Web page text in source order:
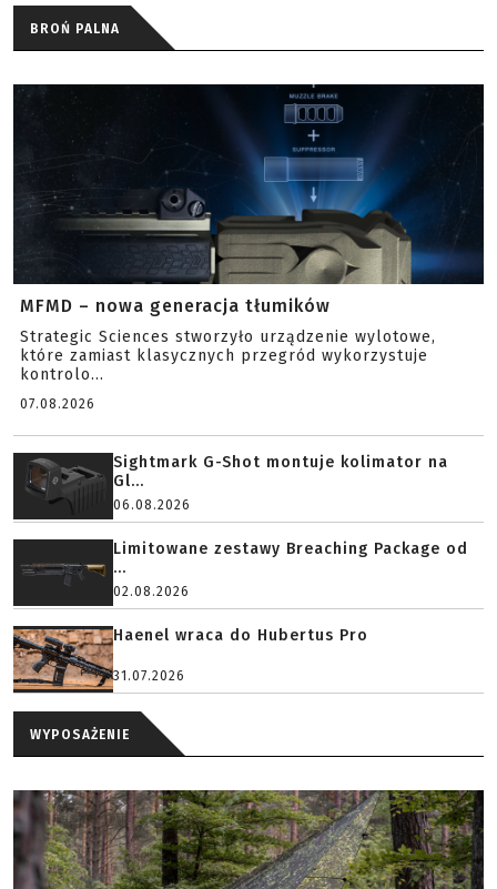
BROŃ PALNA
MFMD – nowa generacja tłumików
Strategic Sciences stworzyło urządzenie wylotowe,
które zamiast klasycznych przegród wykorzystuje
kontrolo...
07.08.2026
Sightmark G-Shot montuje kolimator na
Gl...
06.08.2026
Limitowane zestawy Breaching Package od
...
02.08.2026
Haenel wraca do Hubertus Pro
31.07.2026
WYPOSAŻENIE